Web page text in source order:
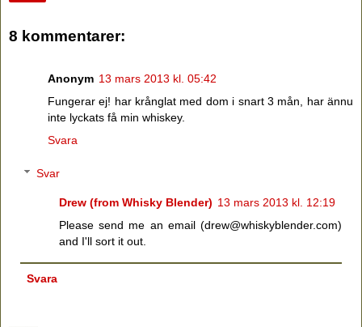
8 kommentarer:
Anonym 13 mars 2013 kl. 05:42
Fungerar ej! har krånglat med dom i snart 3 mån, har ännu
inte lyckats få min whiskey.
Svara
Svar
Drew (from Whisky Blender) 13 mars 2013 kl. 12:19
Please send me an email (drew@whiskyblender.com)
and I'll sort it out.
Svara